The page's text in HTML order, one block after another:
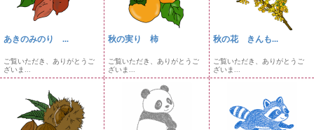
あきのみのり ...
ご覧いただき、ありがとうご
ざいま...
秋の実り 柿
ご覧いただき、ありがとうご
ざいま...
秋の花 きんも...
ご覧いただき、ありがとうご
ざいま...